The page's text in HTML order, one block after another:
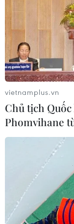
vietnamplus.vn
Chủ tịch
Phomvihane